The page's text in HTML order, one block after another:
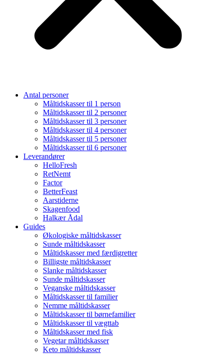
Antal personer
Måltidskasser til 1 person
Måltidskasser til 2 personer
Måltidskasser til 3 personer
Måltidskasser til 4 personer
Måltidskasser til 5 personer
Måltidskasser til 6 personer
Leverandører
HelloFresh
RetNemt
Factor
BetterFeast
Aarstiderne
Skagenfood
Halkær Ådal
Guides
Økologiske måltidskasser
Sunde måltidskasser
Måltidskasser med færdigretter
Billigste måltidskasser
Slanke måltidskasser
Sunde måltidskasser
Veganske måltidskasser
Måltidskasser til familier
Nemme måltidskasser
Måltidskasser til børnefamilier
Måltidskasser til vægttab
Måltidskasser med fisk
Vegetar måltidskasser
Keto måltidskasser